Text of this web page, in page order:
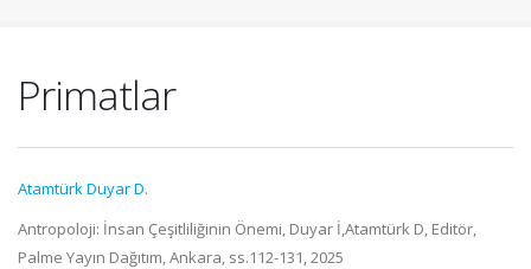
Primatlar
Atamtürk Duyar D.
Antropoloji: İnsan Çeşitliliğinin Önemi, Duyar İ,Atamtürk D, Editör,
Palme Yayın Dağıtım, Ankara, ss.112-131, 2025